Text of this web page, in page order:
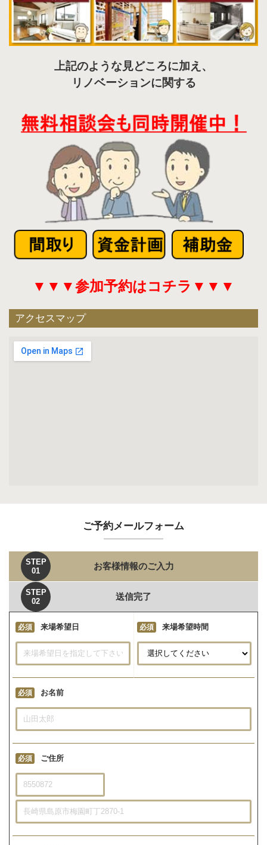
上記のような見どころに加え、
リノベーションに関する
▼▼▼参加予約はコチラ▼▼▼
アクセスマップ
ご予約メールフォーム
STEP
01
お客様情報のご入力
STEP
02
送信完了
必須 来場希望日 必須 来場希望時間
必須 お名前
必須 ご住所